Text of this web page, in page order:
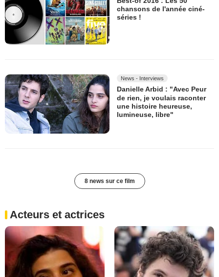
chansons de l'année ciné-
séries !
News - Interviews
Danielle Arbid : "Avec Peur
de rien, je voulais raconter
une histoire heureuse,
lumineuse, libre"
8 news sur ce film
Acteurs et actrices